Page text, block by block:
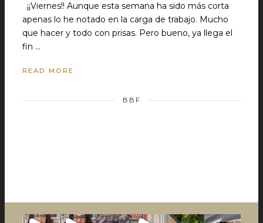
¡¡Viernes!! Aunque esta semana ha sido más corta
apenas lo he notado en la carga de trabajo. Mucho
que hacer y todo con prisas. Pero bueno, ya llega el
fin …
READ MORE
BBF